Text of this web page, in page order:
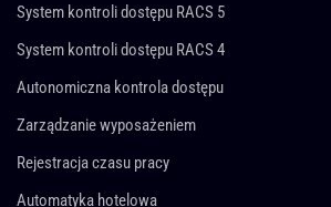
System kontroli dostępu RACS 5
System kontroli dostępu RACS 4
Autonomiczna kontrola dostępu
Zarządzanie wyposażeniem
Rejestracja czasu pracy
Automatyka hotelowa